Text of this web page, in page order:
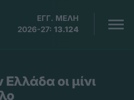
ΕΓΓ. ΜΕΛΗ
2026-27: 13.124
οι μίνι